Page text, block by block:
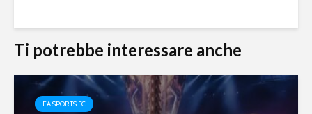
Ti potrebbe interessare anche
EA SPORTS FC
Fortnite: Bugha
dollari
Fifa 20: Cristiano
100mila